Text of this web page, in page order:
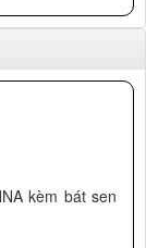
kèm bát sen